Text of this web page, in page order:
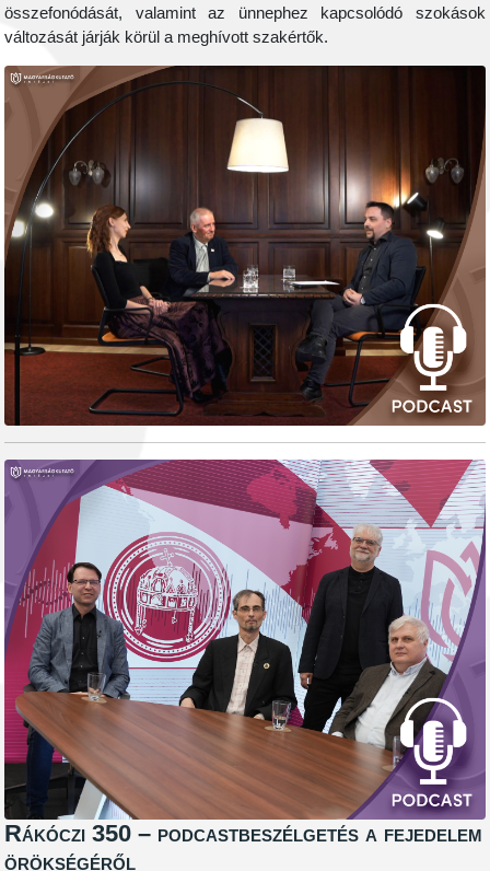
összefonódását, valamint az ünnephez kapcsolódó szokások
változását járják körül a meghívott szakértők.
Rákóczi 350 – podcastbeszélgetés a fejedelem
örökségéről